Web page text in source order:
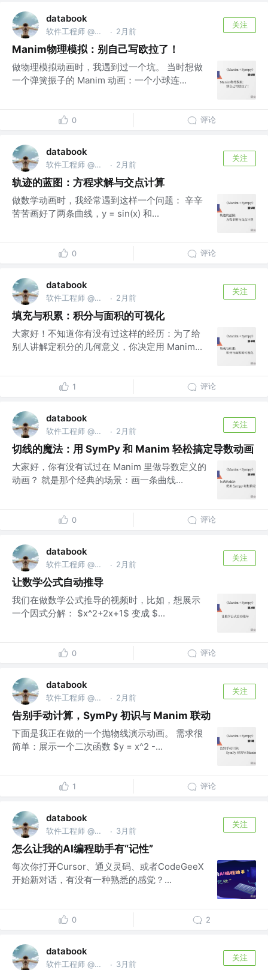
databook
软件工程师 @南京亚原软件有限公司 · 2月前
关注
Manim物理模拟：别自己写欧拉了！
做物理模拟动画时，我遇到过一个坑。 当时想做
一个弹簧振子的 Manim 动画：一个小球连...
0 评论
databook
软件工程师 @南京亚原软件有限公司 · 2月前
关注
轨迹的蓝图：方程求解与交点计算
做数学动画时，我经常遇到这样一个问题： 辛辛
苦苦画好了两条曲线，y = sin(x) 和...
0 评论
databook
软件工程师 @南京亚原软件有限公司 · 2月前
关注
填充与积累：积分与面积的可视化
大家好！不知道你有没有过这样的经历：为了给
别人讲解定积分的几何意义，你决定用 Manim...
1 评论
databook
软件工程师 @南京亚原软件有限公司 · 2月前
关注
切线的魔法：用 SymPy 和 Manim 轻松搞定导数动画
大家好，你有没有试过在 Manim 里做导数定义的
动画？ 就是那个经典的场景：画一条曲线...
0 评论
databook
软件工程师 @南京亚原软件有限公司 · 2月前
关注
让数学公式自动推导
我们在做数学公式推导的视频时，比如，想展示
一个因式分解： $x^2+2x+1$ 变成 $...
0 评论
databook
软件工程师 @南京亚原软件有限公司 · 2月前
关注
告别手动计算，SymPy 初识与 Manim 联动
下面是我正在做的一个抛物线演示动画。 需求很
简单：展示一个二次函数 $y = x^2 -...
1 评论
databook
软件工程师 @南京亚原软件有限公司 · 3月前
关注
怎么让我的AI编程助手有“记性”
每次你打开Cursor、通义灵码、或者CodeGeeX
开始新对话，有没有一种熟悉的感觉？...
0 2
databook
软件工程师 @南京亚原软件有限公司 · 3月前
关注